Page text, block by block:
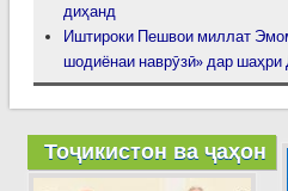
диҳанд
Иштироки Пешвои миллат
шодиёнаи наврӯзӣ» дар
Тоҷикистон ва ҷаҳон